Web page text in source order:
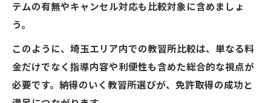
免許取得を目指すなら費用比較を押さえよう
割引制度を活用した免許取得費用節約術
免許取得にかかる料金プラン徹底チェック
費用比較で失敗しない免許取得の選び方
テムの有無やキャンセル対応も比較対象に含めましょ
う。
このように、埼玉エリア内での教習所比較は、単なる料
金だけでなく指導内容や利便性も含めた総合的な視点が
必要です。納得のいく教習所選びが、免許取得の成功と